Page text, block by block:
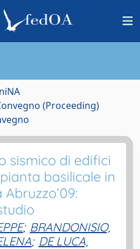
(Proceeding)
sismico di edifici
basilicale in
; BRANDONISIO,
; DE LUCA,